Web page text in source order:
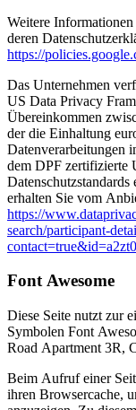
Weitere
deren
https://
Das Unternehmen
US Data Privacy
Übereinkommen
der die Einhaltung
Datenverarbeitungen
dem DPF zertifizierte
erhalten Sie vom
https://
search/participant-
Font Awesome
Diese Seite nutzt zur
Symbolen Font
Road Apartment 3R,
Beim Aufruf einer
ihren Browsercache,